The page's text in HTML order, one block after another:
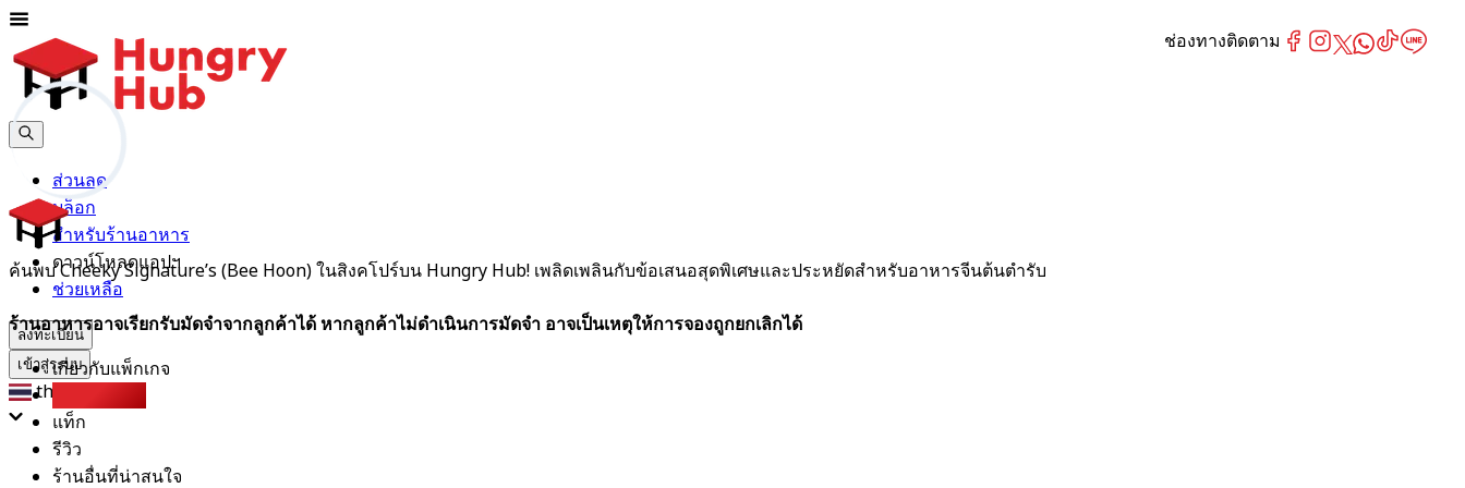
ส่วนลด
บล็อก
สำหรับร้านอาหาร
ดาวน์โหลดแอปฯ
ช่วยเหลือ
ลงทะเบียน
เข้าสู่ระบบ
th
ค้นพบ Cheeky Signature’s (Bee Hoon) ในสิงคโปร์บน Hungry Hub! เพลิดเพลินกับข้อเสนอสุดพิเศษและประหยัดสำหรับอาหารจีนต้นตำรับ
ร้านอาหารอาจเรียกรับมัดจำจากลูกค้าได้ หากลูกค้าไม่ดำเนินการมัดจำ อาจเป็นเหตุให้การจองถูกยกเลิกได้
เกี่ยวกับแพ็กเกจ
แท็ก
รีวิว
ร้านอื่นที่น่าสนใจ
ช่องทางติดตาม